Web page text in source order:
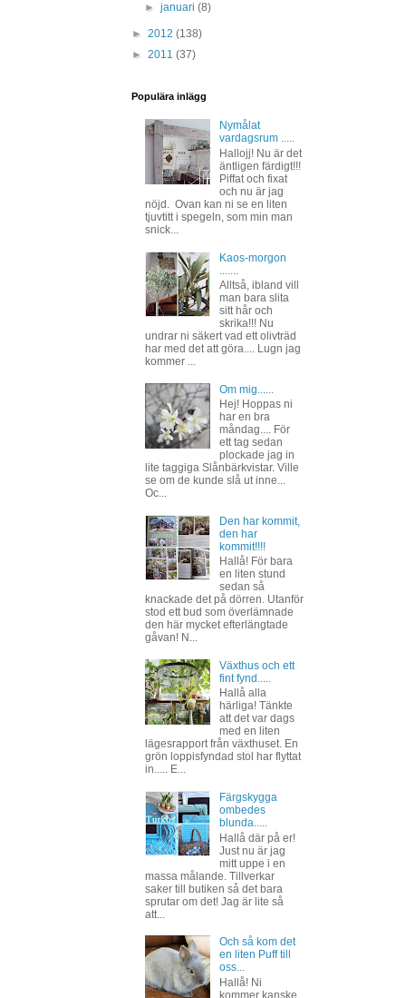
►januari(8)
► 2012 (138)
► 2011 (37)
Populära inlägg
Nymålat
vardagsrum .....
Hallojj! Nu är det
äntligen färdigt!!!
Piffat och fixat
och nu är jag
nöjd. Ovan kan ni se en liten
tjuvtitt i spegeln, som min man
snick...
Kaos-morgon
Alltså, ibland vill
man bara slita
sitt hår och
skrika!!! Nu
undrar ni säkert vad ett olivträd
har med det att göra.... Lugn jag
kommer ...
Om mig......
Hej! Hoppas ni
har en bra
måndag.... För
ett tag sedan
plockade jag in
lite taggiga Slånbärkvistar. Ville
se om de kunde slå ut inne...
Oc...
Den har kommit,
den har
kommit!!!!
Hallå! För bara
en liten stund
sedan så
knackade det på dörren. Utanför
stod ett bud som överlämnade
den här mycket efterlängtade
gåvan! N...
Växthus och ett
fint fynd.....
Hallå alla
härliga! Tänkte
att det var dags
med en liten
lägesrapport från växthuset. En
grön loppisfyndad stol har flyttat
in..... E...
Färgskygga
ombedes
blunda.....
Hallå där på er!
Just nu är jag
mitt uppe i en
massa målande. Tillverkar
saker till butiken så det bara
sprutar om det! Jag är lite så
att...
Och så kom det
en liten Puff till
oss...
Hallå! Ni
kommer kanske